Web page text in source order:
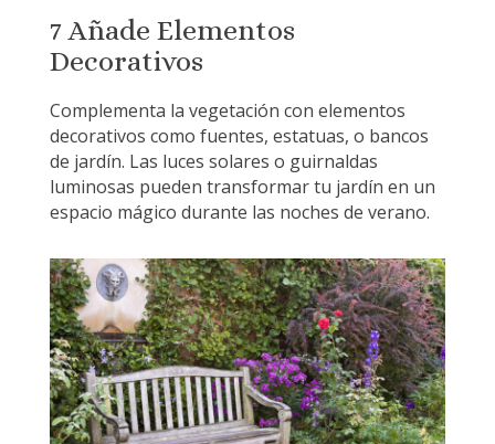
7 Añade Elementos
Decorativos
Complementa la vegetación con elementos
decorativos como fuentes, estatuas, o bancos
de jardín. Las luces solares o guirnaldas
luminosas pueden transformar tu jardín en un
espacio mágico durante las noches de verano.